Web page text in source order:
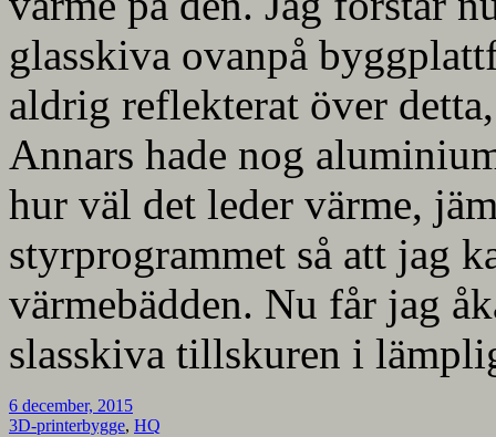
glasskiva ovanpå
aldrig reflekterat över
Annars hade nog
hur väl det leder värme,
styrprogrammet så att jag
värmebädden. Nu får jag
slasskiva tillskuren i
6 december, 2015
3D-printerbygge, HQ